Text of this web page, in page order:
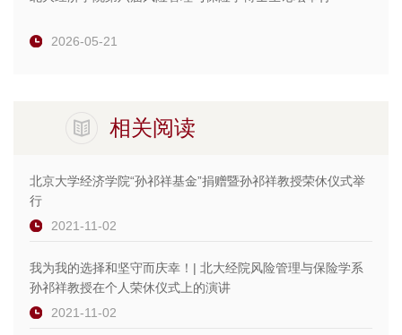
2026-05-21
相关阅读
北京大学经济学院“孙祁祥基金”捐赠暨孙祁祥教授荣休仪式举
行
2021-11-02
我为我的选择和坚守而庆幸！| 北大经院风险管理与保险学系
孙祁祥教授在个人荣休仪式上的演讲
2021-11-02